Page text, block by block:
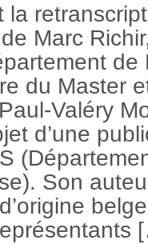
la
Marc
de
du Master
Valéry
d’une
Son